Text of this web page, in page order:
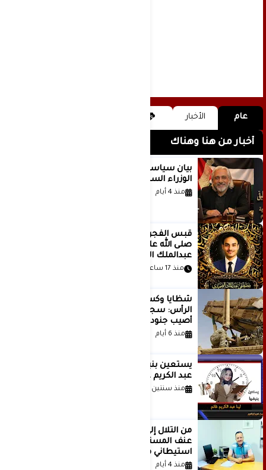
عام الأخبار
أخبار من هنا وهناك
بيان سياسي رداً على موقف مجلس
الوزراء السعودي
منذ 4 أيام
صلى الله عليه وسلم .. بقلم مصطفى
عبدالملك الصميدي | اليمن
منذ 17 ساعة
شظايا وكسور في العظام وإصابات في
الرأس: سجلات جديدة تكشف كيف
أصيب جنود أمريكيون في الحرب الإيرانية
منذ 6 أيام
عبد الكريم غانم
منذ سنتين
من التلال إلى السيطرة.. كيف تحول
عنف المستوطنين إلى مشروع
استيطاني منظم؟
منذ 4 أيام